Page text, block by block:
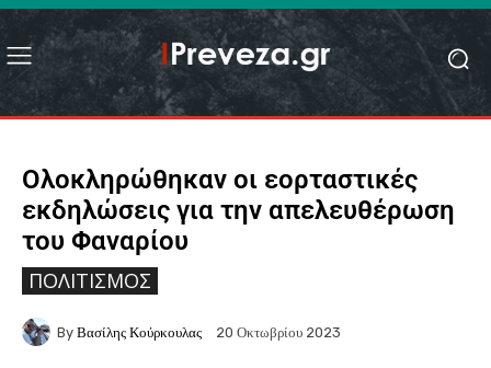
Ολοκληρώθηκαν οι εορταστικές
εκδηλώσεις για την απελευθέρωση
του Φαναρίου
ΠΟΛΙΤΙΣΜΌΣ
By Βασίλης Κούρκουλας 20 Οκτωβρίου 2023